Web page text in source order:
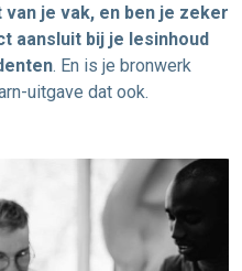
van je vak, en ben je zeker
aansluit bij je lesinhoud
. En is je bronwerk
uitgave dat ook.